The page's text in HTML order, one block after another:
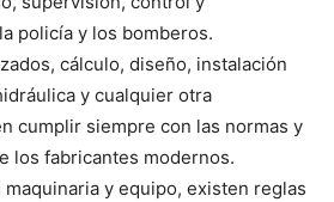
policía y los bomberos.
cálculo, diseño, instalación
y cualquier otra
cumplir siempre con las normas y
los fabricantes modernos.
maquinaria y equipo, existen reglas